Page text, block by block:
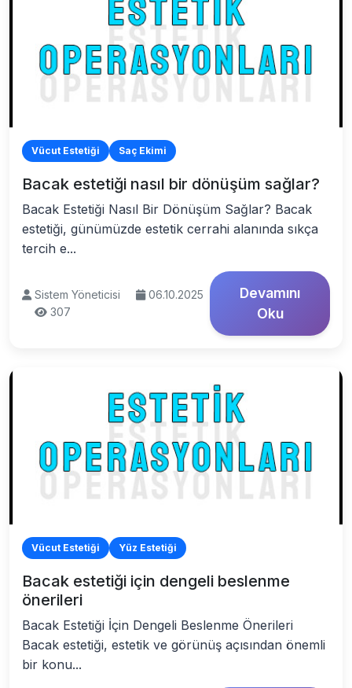
Vücut Estetiği Saç Ekimi
Bacak estetiği nasıl bir dönüşüm sağlar?
Bacak Estetiği Nasıl Bir Dönüşüm Sağlar? Bacak
estetiği, günümüzde estetik cerrahi alanında sıkça
tercih e...
Sistem Yöneticisi
06.10.2025
307
Devamını
Oku
Vücut Estetiği Yüz Estetiği
Bacak estetiği için dengeli beslenme
önerileri
Bacak Estetiği İçin Dengeli Beslenme Önerileri
Bacak estetiği, estetik ve görünüş açısından önemli
bir konu...